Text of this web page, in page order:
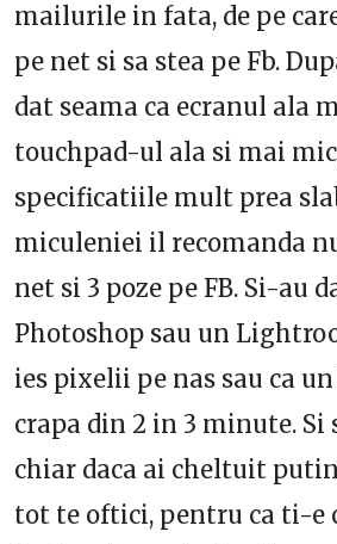
mailurile in fata, de pe
pe net si sa stea pe Fb.
dat seama ca ecranul ala
touchpad-ul ala si mai
specificatiile mult prea
miculeniei il recomanda
net si 3 poze pe FB. Si-au
Photoshop sau un
ies pixelii pe nas sau ca
crapa din 2 in 3 minute. Si
chiar daca ai cheltuit
tot te oftici, pentru ca ti-e